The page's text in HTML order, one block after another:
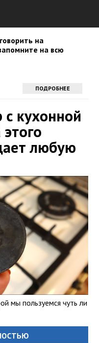
на
на всю
ПОДРОБНЕЕ
кухонной
любую
мы пользуемся чуть ли